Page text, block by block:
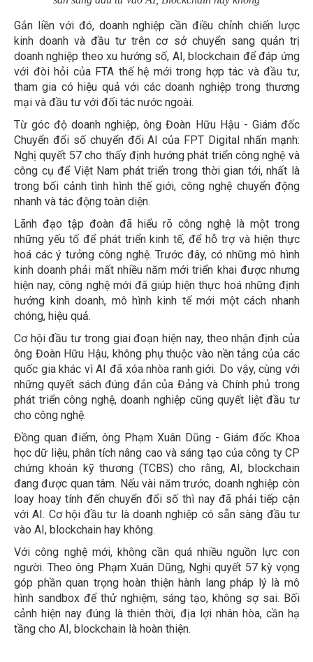
Gắn liền với đó, doanh nghiệp cần điều chỉnh chiến lược
kinh doanh và đầu tư trên cơ sở chuyển sang quản trị
doanh nghiệp theo xu hướng số, AI, blockchain để đáp ứng
với đòi hỏi của FTA thế hệ mới trong hợp tác và đầu tư,
tham gia có hiệu quả với các doanh nghiệp trong thương
mại và đầu tư với đối tác nước ngoài.
Từ góc độ doanh nghiệp, ông Đoàn Hữu Hậu - Giám đốc
Chuyển đổi số chuyển đổi AI của FPT Digital nhấn mạnh:
Nghị quyết 57 cho thấy định hướng phát triển công nghệ và
công cụ để Việt Nam phát triển trong thời gian tới, nhất là
trong bối cảnh tình hình thế giới, công nghệ chuyển động
nhanh và tác động toàn diện.
Lãnh đạo tập đoàn đã hiểu rõ công nghệ là một trong
những yếu tố để phát triển kinh tế, để hỗ trợ và hiện thực
hoá các ý tưởng công nghệ. Trước đây, có những mô hình
kinh doanh phải mất nhiều năm mới triển khai được nhưng
hiện nay, công nghệ mới đã giúp hiện thực hoá những định
hướng kinh doanh, mô hình kinh tế mới một cách nhanh
chóng, hiệu quả.
Cơ hội đầu tư trong giai đoạn hiện nay, theo nhận định của
ông Đoàn Hữu Hậu, không phụ thuộc vào nền tảng của các
quốc gia khác vì AI đã xóa nhòa ranh giới. Do vậy, cùng với
những quyết sách đúng đắn của Đảng và Chính phủ trong
phát triển công nghệ, doanh nghiệp cũng quyết liệt đầu tư
cho công nghệ.
Đồng quan điểm, ông Phạm Xuân Dũng - Giám đốc Khoa
học dữ liệu, phân tích nâng cao và sáng tạo của công ty CP
chứng khoán kỹ thương (TCBS) cho rằng, AI, blockchain
đang được quan tâm. Nếu vài năm trước, doanh nghiệp còn
loay hoay tính đến chuyển đổi số thì nay đã phải tiếp cận
với AI. Cơ hội đầu tư là doanh nghiệp có sẵn sàng đầu tư
vào AI, blockchain hay không.
Với công nghệ mới, không cần quá nhiều nguồn lực con
người. Theo ông Phạm Xuân Dũng, Nghị quyết 57 kỳ vọng
góp phần quan trọng hoàn thiện hành lang pháp lý là mô
hình sandbox để thử nghiệm, sáng tạo, không sợ sai. Bối
cảnh hiện nay đúng là thiên thời, địa lợi nhân hòa, cần hạ
tầng cho AI, blockchain là hoàn thiện.